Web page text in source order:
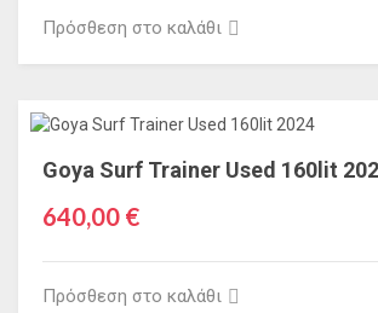
Πρόσθεση στο καλάθι
Goya Surf Trainer Used 160lit
640,00 €
Πρόσθεση στο καλάθι